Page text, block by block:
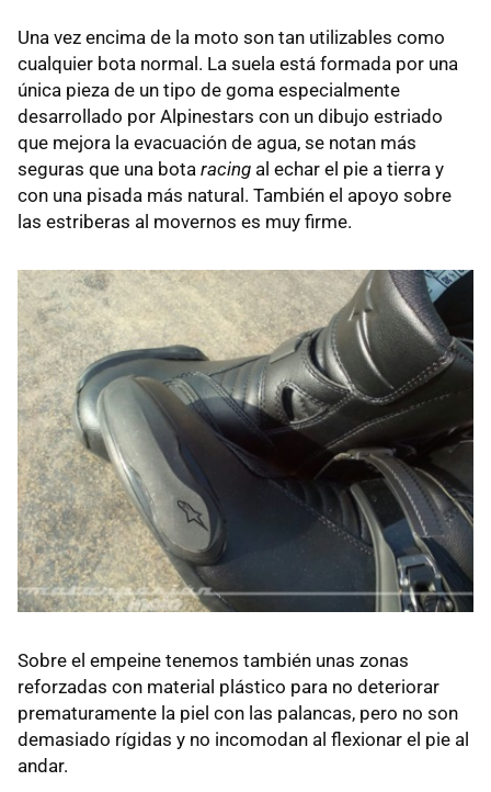
Una vez encima de la moto son tan utilizables como
cualquier bota normal. La suela está formada por una
única pieza de un tipo de goma especialmente
desarrollado por Alpinestars con un dibujo estriado
que mejora la evacuación de agua, se notan más
seguras que una bota racing al echar el pie a tierra y
con una pisada más natural. También el apoyo sobre
las estriberas al movernos es muy firme.
Sobre el empeine tenemos también unas zonas
reforzadas con material plástico para no deteriorar
prematuramente la piel con las palancas, pero no son
demasiado rígidas y no incomodan al flexionar el pie al
andar.